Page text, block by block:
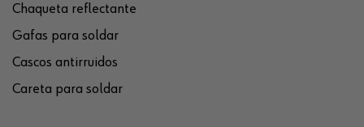
Chaqueta reflectante
Gafas para soldar
Cascos antirruidos
Careta para soldar